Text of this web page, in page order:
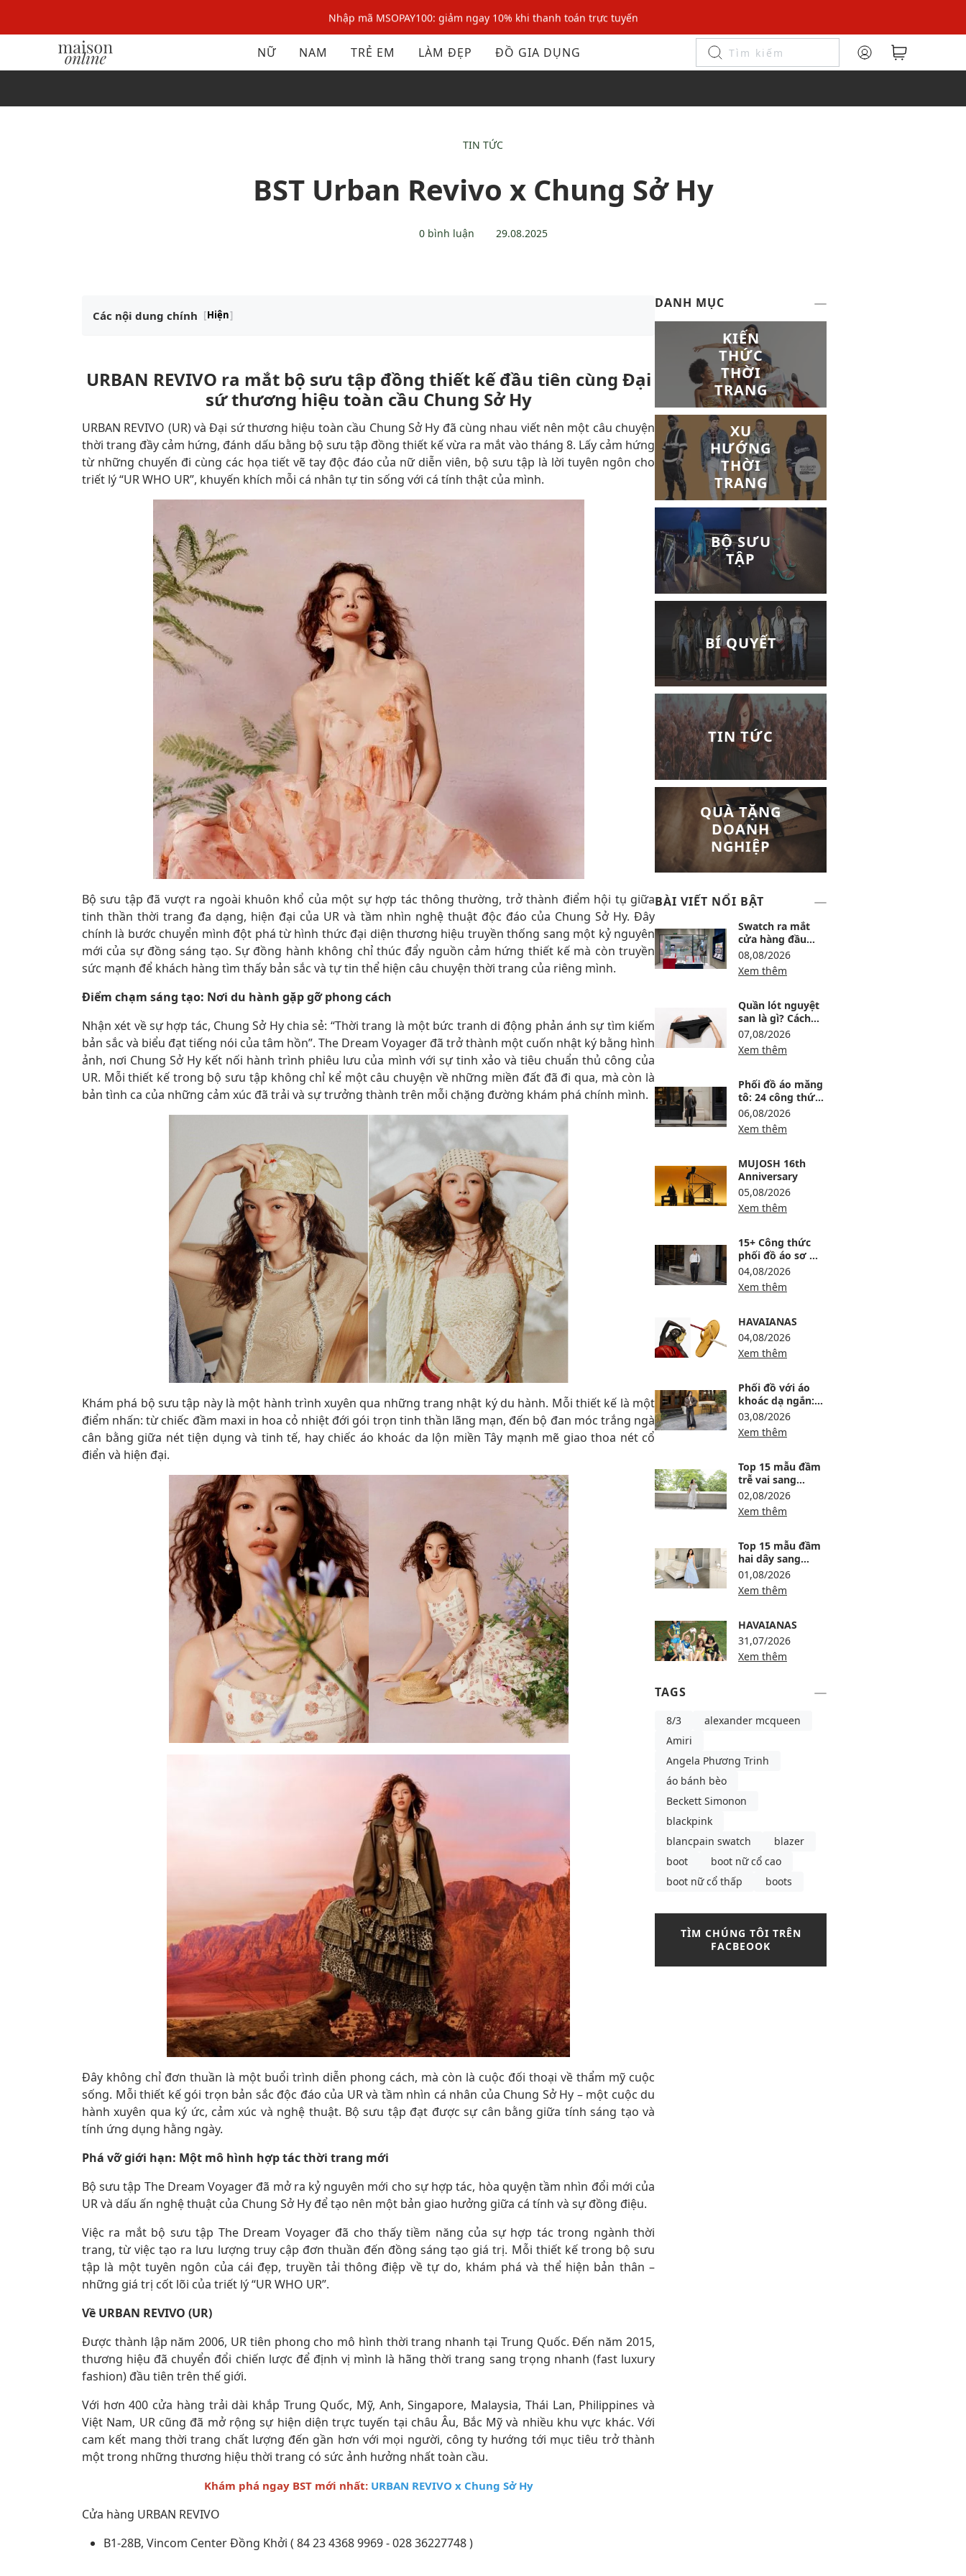
Nhập mã MSOPAY100: giảm ngay 10% khi thanh toán trực tuyến
Nhập mã: MSOXINCHAO - Giảm 10% đơn đầu cho thành viên mới!
Nhập mã MSOPAY100: giảm ngay 10% khi thanh toán trực tuyến
NỮ NAM TRẺ EM LÀM ĐẸP ĐỒ GIA DỤNG
TIN TỨC
BST Urban Revivo x Chung Sở Hy
0 bình luận 29.08.2025
Các nội dung chính [Hiện]
URBAN REVIVO ra mắt bộ sưu tập đồng thiết kế đầu tiên cùng Đại
sứ thương hiệu toàn cầu Chung Sở Hy
URBAN REVIVO (UR) và Đại sứ thương hiệu toàn cầu Chung Sở Hy đã cùng nhau viết nên một câu chuyện
thời trang đầy cảm hứng, đánh dấu bằng bộ sưu tập đồng thiết kế vừa ra mắt vào tháng 8. Lấy cảm hứng
từ những chuyến đi cùng các họa tiết vẽ tay độc đáo của nữ diễn viên, bộ sưu tập là lời tuyên ngôn cho
triết lý “UR WHO UR”, khuyến khích mỗi cá nhân tự tin sống với cá tính thật của mình.
Bộ sưu tập đã vượt ra ngoài khuôn khổ của một sự hợp tác thông thường, trở thành điểm hội tụ giữa
tinh thần thời trang đa dạng, hiện đại của UR và tầm nhìn nghệ thuật độc đáo của Chung Sở Hy. Đây
chính là bước chuyển mình đột phá từ hình thức đại diện thương hiệu truyền thống sang một kỷ nguyên
mới của sự đồng sáng tạo. Sự đồng hành không chỉ thúc đẩy nguồn cảm hứng thiết kế mà còn truyền
sức mạnh để khách hàng tìm thấy bản sắc và tự tin thể hiện câu chuyện thời trang của riêng mình.
Điểm chạm sáng tạo: Nơi du hành gặp gỡ phong cách
Nhận xét về sự hợp tác, Chung Sở Hy chia sẻ: “Thời trang là một bức tranh di động phản ánh sự tìm kiếm
bản sắc và biểu đạt tiếng nói của tâm hồn”. The Dream Voyager đã trở thành một cuốn nhật ký bằng hình
ảnh, nơi Chung Sở Hy kết nối hành trình phiêu lưu của mình với sự tinh xảo và tiêu chuẩn thủ công của
UR. Mỗi thiết kế trong bộ sưu tập không chỉ kể một câu chuyện về những miền đất đã đi qua, mà còn là
bản tình ca của những cảm xúc đã trải và sự trưởng thành trên mỗi chặng đường khám phá chính mình.
Khám phá bộ sưu tập này là một hành trình xuyên qua những trang nhật ký du hành. Mỗi thiết kế là một
điểm nhấn: từ chiếc đầm maxi in hoa cỏ nhiệt đới gói trọn tinh thần lãng mạn, đến bộ đan móc trắng ngà
cân bằng giữa nét tiện dụng và tinh tế, hay chiếc áo khoác da lộn miền Tây mạnh mẽ giao thoa nét cổ
điển và hiện đại.
Đây không chỉ đơn thuần là một buổi trình diễn phong cách, mà còn là cuộc đối thoại về thẩm mỹ cuộc
sống. Mỗi thiết kế gói trọn bản sắc độc đáo của UR và tầm nhìn cá nhân của Chung Sở Hy – một cuộc du
hành xuyên qua ký ức, cảm xúc và nghệ thuật. Bộ sưu tập đạt được sự cân bằng giữa tính sáng tạo và
tính ứng dụng hằng ngày.
Phá vỡ giới hạn: Một mô hình hợp tác thời trang mới
Bộ sưu tập The Dream Voyager đã mở ra kỷ nguyên mới cho sự hợp tác, hòa quyện tầm nhìn đổi mới của
UR và dấu ấn nghệ thuật của Chung Sở Hy để tạo nên một bản giao hưởng giữa cá tính và sự đồng điệu.
Việc ra mắt bộ sưu tập The Dream Voyager đã cho thấy tiềm năng của sự hợp tác trong ngành thời
trang, từ việc tạo ra lưu lượng truy cập đơn thuần đến đồng sáng tạo giá trị. Mỗi thiết kế trong bộ sưu
tập là một tuyên ngôn của cái đẹp, truyền tải thông điệp về tự do, khám phá và thể hiện bản thân –
những giá trị cốt lõi của triết lý “UR WHO UR”.
Về URBAN REVIVO (UR)
Được thành lập năm 2006, UR tiên phong cho mô hình thời trang nhanh tại Trung Quốc. Đến năm 2015,
thương hiệu đã chuyển đổi chiến lược để định vị mình là hãng thời trang sang trọng nhanh (fast luxury
fashion) đầu tiên trên thế giới.
Với hơn 400 cửa hàng trải dài khắp Trung Quốc, Mỹ, Anh, Singapore, Malaysia, Thái Lan, Philippines và
Việt Nam, UR cũng đã mở rộng sự hiện diện trực tuyến tại châu Âu, Bắc Mỹ và nhiều khu vực khác. Với
cam kết mang thời trang chất lượng đến gần hơn với mọi người, công ty hướng tới mục tiêu trở thành
một trong những thương hiệu thời trang có sức ảnh hưởng nhất toàn cầu.
Khám phá ngay BST mới nhất: URBAN REVIVO x Chung Sở Hy
Cửa hàng URBAN REVIVO
B1-28B, Vincom Center Đồng Khởi ( 84 23 4368 9969 - 028 36227748 )
DANH MỤC
KIẾN
THỨC
THỜI
TRANG
XU
HƯỚNG
THỜI
TRANG
BỘ SƯU
TẬP
BÍ QUYẾT
TIN TỨC
QUÀ TẶNG
DOANH
NGHIỆP
BÀI VIẾT NỔI BẬT
Swatch ra mắt
cửa hàng đầu
tiên tại Lotte Mall
Tây Hồ
08,08/2026
Xem thêm
Quần lót nguyệt
san là gì? Cách
dùng, ưu nhược
điểm và lưu ý khi
chọn
07,08/2026
Xem thêm
Phối đồ áo măng
tô: 24 công thức
sang, ấm và
không bị nuốt
dáng
06,08/2026
Xem thêm
MUJOSH 16th
Anniversary
05,08/2026
Xem thêm
15+ Công thức
phối đồ áo sơ mi
trắng nam lịch
lãm, trẻ và dễ
mặc
04,08/2026
Xem thêm
HAVAIANAS
04,08/2026
Xem thêm
Phối đồ với áo
khoác dạ ngắn:
12 công thức ấm,
gọn và sang
03,08/2026
Xem thêm
Top 15 mẫu đầm
trễ vai sang
trọng, dự tiệc
thanh lịch
02,08/2026
Xem thêm
Top 15 mẫu đầm
hai dây sang
trọng, thanh lịch
01,08/2026
Xem thêm
HAVAIANAS
31,07/2026
Xem thêm
TAGS
8/3
alexander mcqueen
Amiri
Angela Phương Trinh
áo bánh bèo
Beckett Simonon
blackpink
blancpain swatch
blazer
boot
boot nữ cổ cao
boot nữ cổ thấp
boots
TÌM CHÚNG TÔI TRÊN
FACBEOOK